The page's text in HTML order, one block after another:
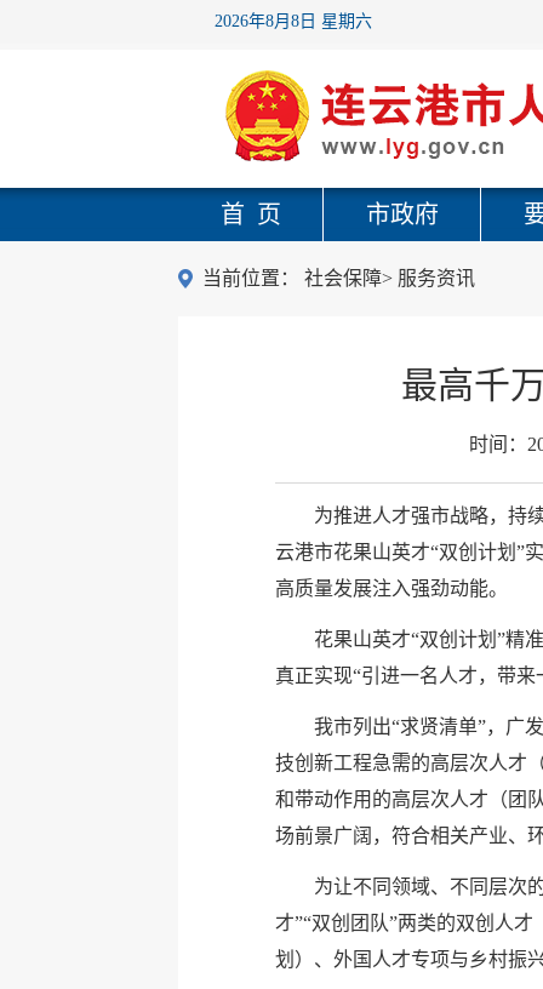
2026年8月8日 星期六
首 页 市政府
当前位置： 社会保障> 服务资讯
最高千
时间：
为推进人才强市战略，持
云港市花果山英才“双创计划”
高质量发展注入强劲动能。
花果山英才“双创计划”精准
真正实现“引进一名人才，带
我市列出“求贤清单”，广发
技创新工程急需的高层次人才
和带动作用的高层次人才（团
场前景广阔，符合相关产业、
为让不同领域、不同层次的
才”“双创团队”两类的双创人
划）、外国人才专项与乡村振